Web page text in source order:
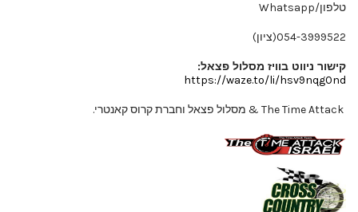
טלפון/Whatsapp
054-3999522(ציון)
קישור ניווט בוויז מסלול פצאל:
https://waze.to/li/hsv9nqg0nd